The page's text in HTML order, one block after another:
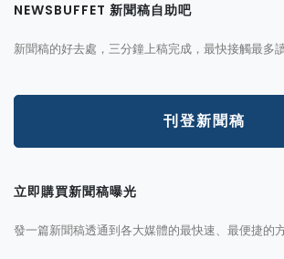
NEWSBUFFET 新聞稿自助吧
新聞稿的好去處，三分鐘上稿完成，最快接觸最多
刊登新聞稿
立即購買新聞稿曝光
發一篇新聞稿透通到各大媒體的最快速、最便捷的